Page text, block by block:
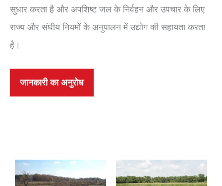
सुधार करता है और अपशिष्ट जल के निर्वहन और उपचार के लिए
राज्य और संघीय नियमों के अनुपालन में उद्योग की सहायता करता
है।
जानकारी का अनुरोध